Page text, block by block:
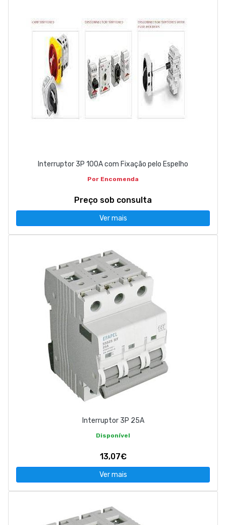
Interruptor 3P 100A com Fixação pelo Espelho
Por Encomenda
Preço sob consulta
Ver mais
Interruptor 3P 25A
Disponível
13,07€
Ver mais